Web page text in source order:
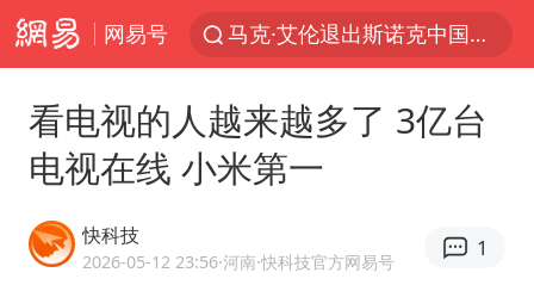
网易号
马克·艾伦退出斯诺克中国公开赛
情侣平潭拍日出坠崖1死1伤
白海豚将正面袭击贯穿浙江
看电视的人越来越多了 3亿台
电视在线 小米第一
快科技
2026-05-12 23:56·河南·快科技官方网易号
1